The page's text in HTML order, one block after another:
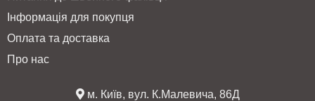
Інформація для покупця
Оплата та доставка
Про нас
м. Київ, вул. К.Малевича, 86Д